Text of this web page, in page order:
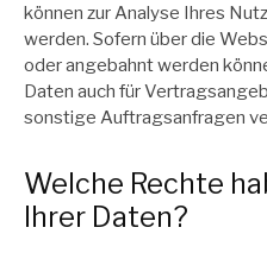
können zur Analyse Ihres
werden. Sofern über die
oder angebahnt werden
Daten auch für
sonstige Auftragsanfragen
Welche Rechte
Ihrer Daten?